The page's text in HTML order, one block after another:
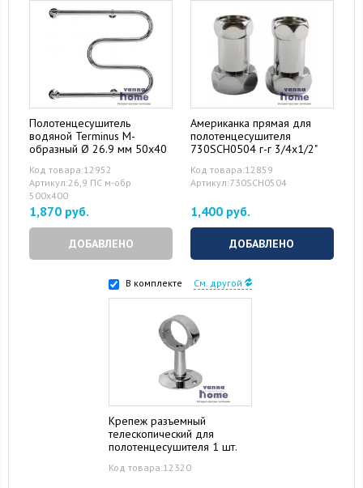
Полотенцесушитель
водяной Terminus М-
образный Ø 26.9 мм 50x40
Код товара:12952
Артикул:26,9 ПС м-обр
500х400
1,870 руб.
ДОБАВЛЕНО
Американка прямая для
полотенцесушителя
730SCH0504 г-г 3/4x1/2"
Код товара:12859
Артикул:730SCH0504
1,400 руб.
ДОБАВЛЕНО
В комплекте См. другой
Крепеж разъемный
телескопический для
полотенцесушителя 1 шт.
Код товара:12320